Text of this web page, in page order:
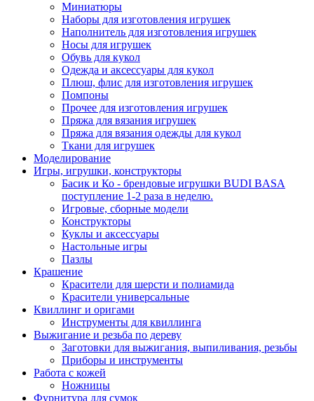
Миниатюры
Наборы для изготовления игрушек
Наполнитель для изготовления игрушек
Носы для игрушек
Обувь для кукол
Одежда и аксессуары для кукол
Плюш, флис для изготовления игрушек
Помпоны
Прочее для изготовления игрушек
Пряжа для вязания игрушек
Пряжа для вязания одежды для кукол
Ткани для игрушек
Моделирование
Игры, игрушки, конструкторы
Басик и Ко - брендовые игрушки BUDI BASA
поступление 1-2 раза в неделю.
Игровые, сборные модели
Конструкторы
Куклы и аксессуары
Настольные игры
Пазлы
Крашение
Красители для шерсти и полиамида
Красители универсальные
Квиллинг и оригами
Инструменты для квиллинга
Выжигание и резьба по дереву
Заготовки для выжигания, выпиливания, резьбы
Приборы и инструменты
Работа с кожей
Ножницы
Фурнитура для сумок